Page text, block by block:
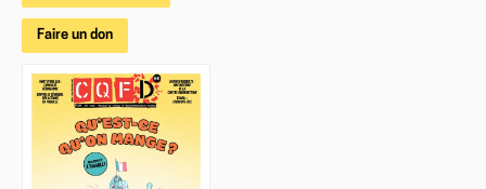
Faire un don